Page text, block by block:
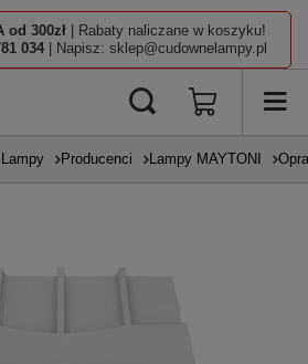
od 300zł | Rabaty naliczane w koszyku!
034 | Napisz: sklep@cudownelampy.pl
Producenci Lampy MAYTONI